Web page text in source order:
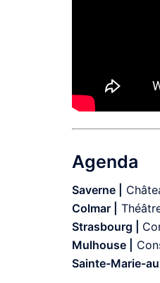
Agenda
Saverne |
Colmar |
Strasbourg |
Mulhouse |
Sainte-Marie-